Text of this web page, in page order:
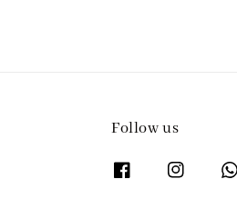
Follow us